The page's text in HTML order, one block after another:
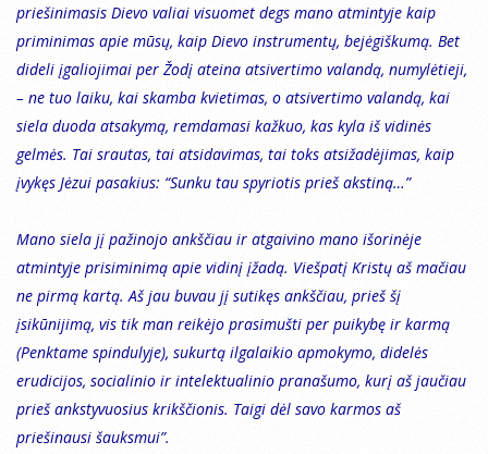
priešinimasis Dievo valiai visuomet degs mano atmintyje kaip
priminimas apie mūsų, kaip Dievo instrumentų, bejėgiškumą. Bet
dideli įgaliojimai per Žodį ateina atsivertimo valandą, numylėtieji,
– ne tuo laiku, kai skamba kvietimas, o atsivertimo valandą, kai
siela duoda atsakymą, remdamasi kažkuo, kas kyla iš vidinės
gelmės. Tai srautas, tai atsidavimas, tai toks atsižadėjimas, kaip
įvykęs Jėzui pasakius: “Sunku tau spyriotis prieš akstiną…”
Mano siela jį pažinojo ankščiau ir atgaivino mano išorinėje
atmintyje prisiminimą apie vidinį įžadą. Viešpatį Kristų aš mačiau
ne pirmą kartą. Aš jau buvau jį sutikęs ankščiau, prieš šį
įsikūnijimą, vis tik man reikėjo prasimušti per puikybę ir karmą
(Penktame spindulyje), sukurtą ilgalaikio apmokymo, didelės
erudicijos, socialinio ir intelektualinio pranašumo, kurį aš jaučiau
prieš ankstyvuosius krikščionis. Taigi dėl savo karmos aš
priešinausi šauksmui”.